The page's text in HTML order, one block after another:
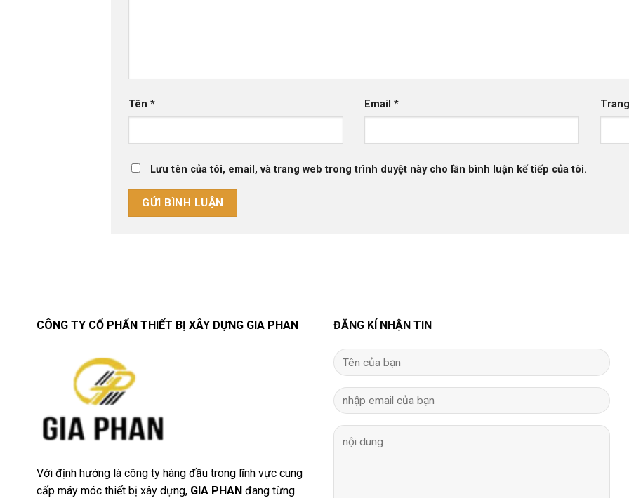
Tên * Email *
Lưu tên của tôi, email, và trang web trong trình duyệt này cho lần bình luận kế tiếp của tôi.
CÔNG TY CỔ PHẨN THIẾT BỊ XÂY DỰNG GIA PHAN
Với định hướng là công ty hàng đầu trong lĩnh vực cung
cấp máy móc thiết bị xây dựng, GIA PHAN đang từng
ĐĂNG KÍ NHẬN TIN